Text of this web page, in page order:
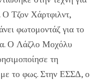
Ο Τζον Χάρτφιλντ,
φωτομοντάζ για το
Ο Λάζλο Μοχόλυ
τη
το φως. Στην ΕΣΣΔ, ο